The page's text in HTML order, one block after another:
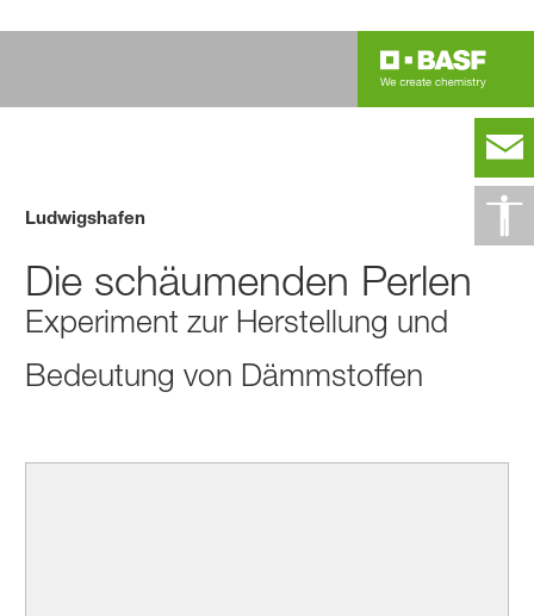
Ludwigshafen
Die schäumenden Perlen
Experiment zur Herstellung und
Bedeutung von Dämmstoffen